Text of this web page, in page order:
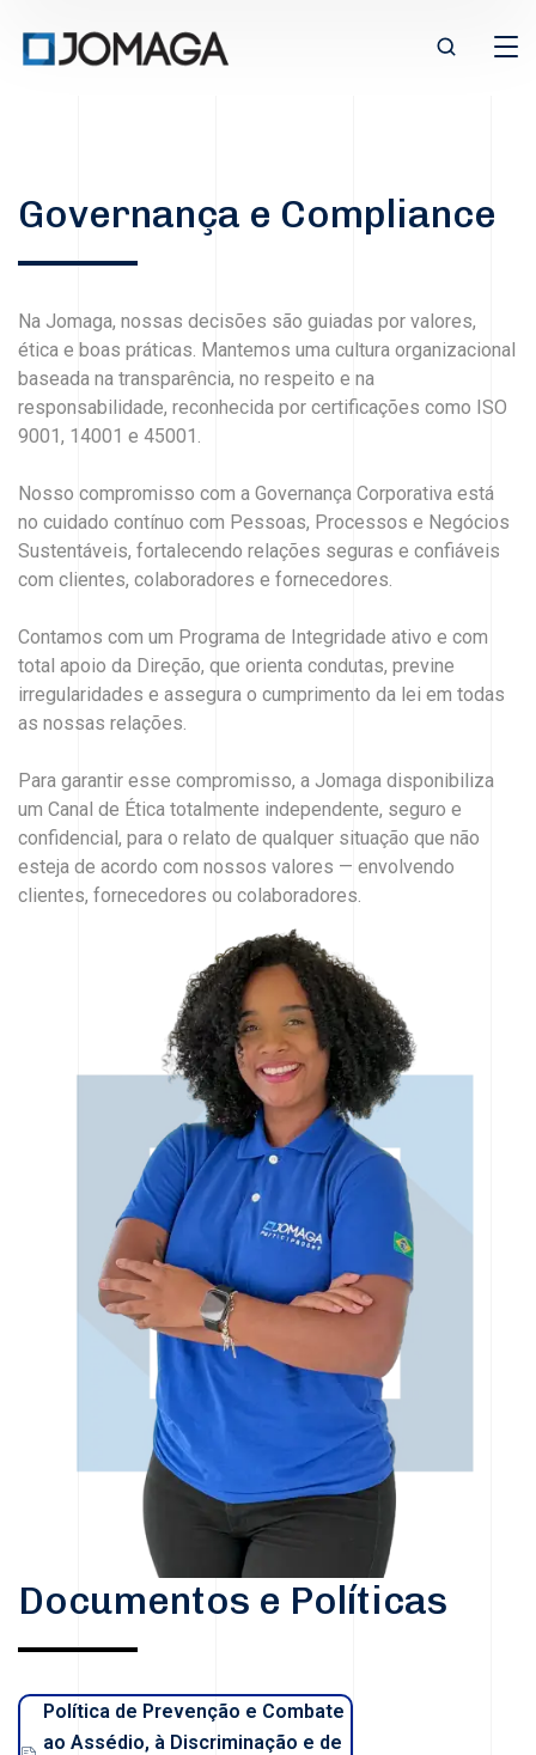
Governança e Compliance
Na Jomaga, nossas decisões são guiadas por valores,
ética e boas práticas. Mantemos uma cultura organizacional
baseada na transparência, no respeito e na
responsabilidade, reconhecida por certificações como ISO
9001, 14001 e 45001.
Nosso compromisso com a Governança Corporativa está
no cuidado contínuo com Pessoas, Processos e Negócios
Sustentáveis, fortalecendo relações seguras e confiáveis
com clientes, colaboradores e fornecedores.
Contamos com um Programa de Integridade ativo e com
total apoio da Direção, que orienta condutas, previne
irregularidades e assegura o cumprimento da lei em todas
as nossas relações.
Para garantir esse compromisso, a Jomaga disponibiliza
um Canal de Ética totalmente independente, seguro e
confidencial, para o relato de qualquer situação que não
esteja de acordo com nossos valores — envolvendo
clientes, fornecedores ou colaboradores.
Documentos e Políticas
Política de Prevenção e Combate
ao Assédio, à Discriminação e de